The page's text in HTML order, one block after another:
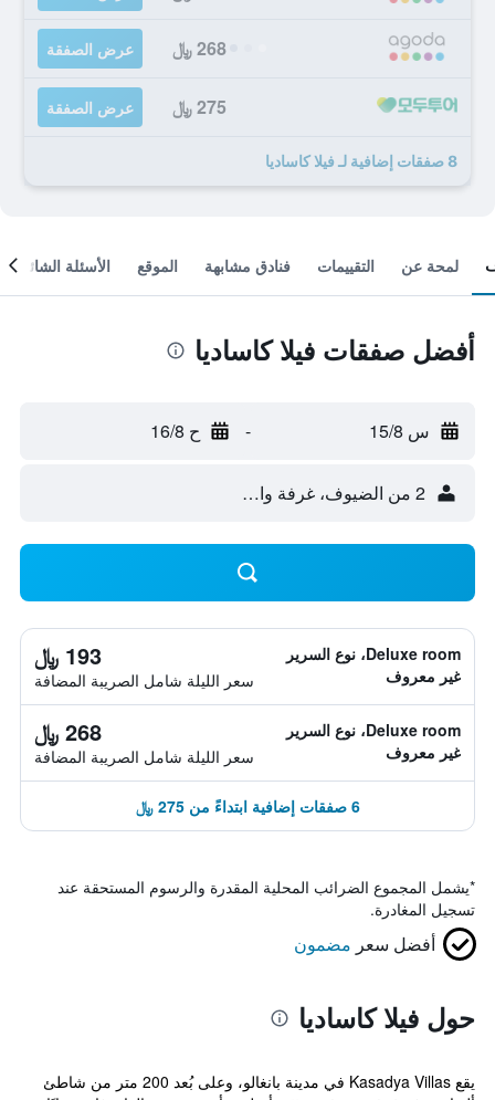
268 ﷼ عرض الصفقة
275 ﷼ عرض الصفقة
8 صفقات إضافية لـ فيلا كاساديا
لمحة عن التقييمات فنادق مشابهة الموقع الأسئلة الشائعة
أفضل صفقات فيلا كاساديا
س 15/8 - ح 16/8
2 من الضيوف، غرفة واحدة
Deluxe room، نوع السرير
غير معروف
193 ﷼
سعر الليلة شامل الصريبة المضافة
Deluxe room، نوع السرير
غير معروف
268 ﷼
سعر الليلة شامل الصريبة المضافة
6 صفقات إضافية ابتداءً من 275 ﷼
*يشمل المجموع الضرائب المحلية المقدرة والرسوم المستحقة عند
تسجيل المغادرة.
أفضل سعر مضمون
حول فيلا كاساديا
يقع Kasadya Villas في مدينة بانغالو، وعلى بُعد 200 متر من شاطئ